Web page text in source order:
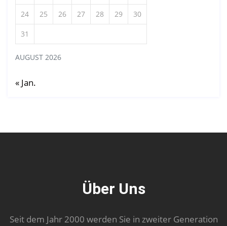
AUGUST 2026
24 25 26 27 28 29 30
31
« Jan.
Über Uns
Seit dem Jahr 2000 werden Sie in zweiter Generation